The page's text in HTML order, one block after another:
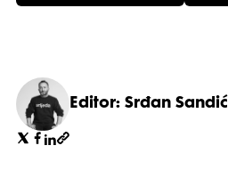
Editor: Srđan Sandić